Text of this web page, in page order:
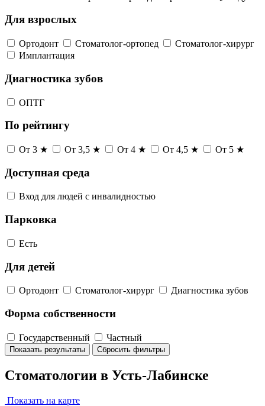
Для взрослых
Ортодонт Стоматолог-ортопед
Стоматолог-хирург
Имплантация
Диагностика зубов
ОПТГ
По рейтингу
От 3 ★ От 3,5 ★ От 4 ★ От 4,5 ★ От 5 ★
Доступная среда
Вход для людей с инвалидностью
Парковка
Есть
Для детей
Ортодонт Стоматолог-хирург Диагностика зубов
Форма собственности
Государственный Частный
Показать результаты Сбросить фильтры
Стоматологии в Усть-Лабинске
Показать на карте